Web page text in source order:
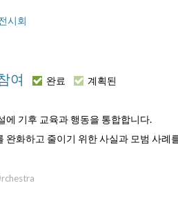
시회
여 완료 계획된
에 기후 교육과 행동을 통합합니다.
완화하고 줄이기 위한 사실과 모범 사례